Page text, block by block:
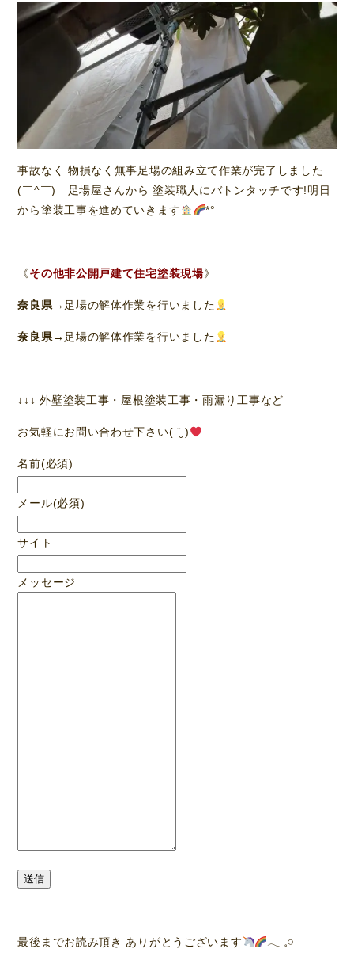
事故なく 物損なく無事足場の組み立て作業が完了しました
(￣^￣)ゞ足場屋さんから 塗装職人にバトンタッチです!明日
から塗装工事を進めていきます
*°
《その他非公開戸建て住宅塗装現場》
奈良県→足場の解体作業を行いました
奈良県→足場の解体作業を行いました
↓↓↓ 外壁塗装工事・屋根塗装工事・雨漏り工事など
お気軽にお問い合わせ下さい( ¨̮ )
名前(必須)
メール(必須)
サイト
メッセージ
送信
最後までお読み頂き ありがとうございます ‪𓂃 𓈒𓏸